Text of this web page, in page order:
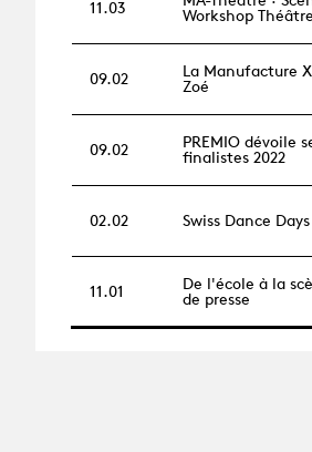
11.03
Workshop
09.02
La Manufacture
Zoé
09.02
PREMIO dévoile
finalistes 2022
02.02 Swiss Dance
11.01
De l'école à la
de presse